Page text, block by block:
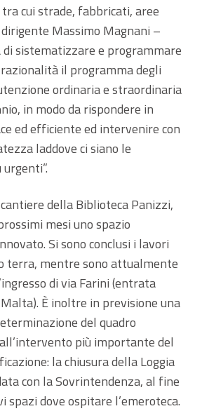
cui strade, fabbricati, aree
Massimo Magnani –
di sistematizzare e programmare
il programma degli
ordinaria e straordinaria
in modo da rispondere in
ed efficiente ed intervenire con
laddove ci siano le
della Biblioteca Panizzi,
mesi uno spazio
Si sono conclusi i lavori
terra, mentre sono attualmente
di via Farini (entrata
È inoltre in previsione una
del quadro
più importante del
la chiusura della Loggia
con la Sovrintendenza, al fine
spazi dove ospitare l’emeroteca.